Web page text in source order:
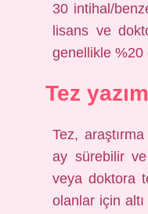
30 intihal/
lisans ve
genellikle %20
Tez
Tez,
ay sürebilir
veya doktora
olanlar için